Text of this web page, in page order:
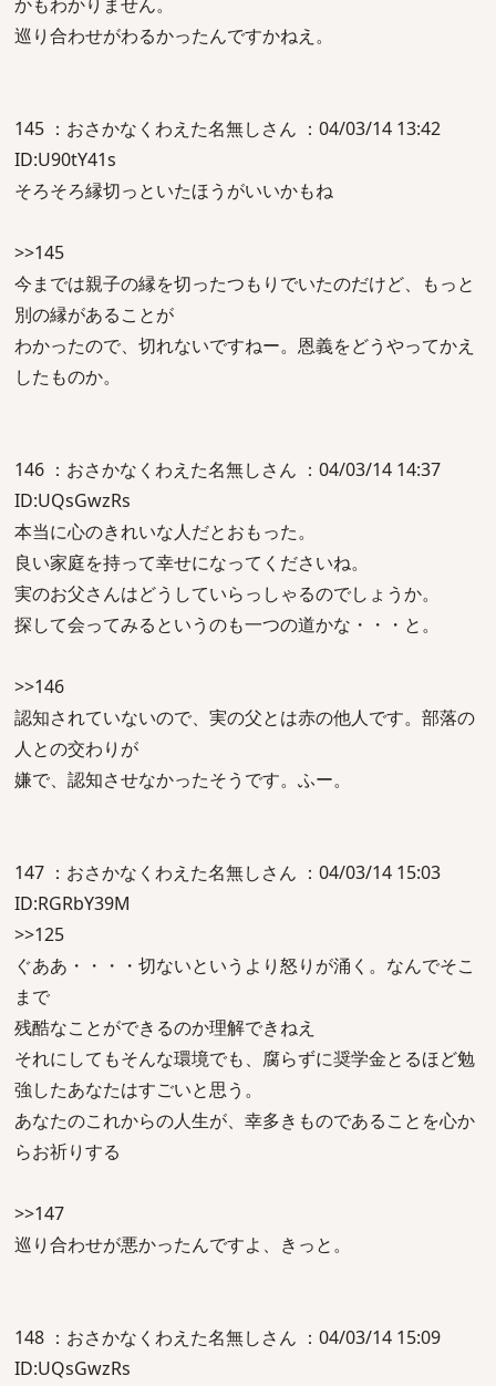
巡り合わせがわるかったんですかねえ。
145 ：おさかなくわえた名無しさん ：04/03/14 13:42
ID:U90tY41s
そろそろ縁切っといたほうがいいかもね
>>145
今までは親子の縁を切ったつもりでいたのだけど、もっと
別の縁があることが
わかったので、切れないですねー。恩義をどうやってかえ
したものか。
146 ：おさかなくわえた名無しさん ：04/03/14 14:37
ID:UQsGwzRs
本当に心のきれいな人だとおもった。
良い家庭を持って幸せになってくださいね。
実のお父さんはどうしていらっしゃるのでしょうか。
探して会ってみるというのも一つの道かな・・・と。
>>146
認知されていないので、実の父とは赤の他人です。部落の
人との交わりが
嫌で、認知させなかったそうです。ふー。
147 ：おさかなくわえた名無しさん ：04/03/14 15:03
ID:RGRbY39M
>>125
ぐああ・・・・切ないというより怒りが涌く。なんでそこ
まで
残酷なことができるのか理解できねえ
それにしてもそんな環境でも、腐らずに奨学金とるほど勉
強したあなたはすごいと思う。
あなたのこれからの人生が、幸多きものであることを心か
らお祈りする
>>147
巡り合わせが悪かったんですよ、きっと。
148 ：おさかなくわえた名無しさん ：04/03/14 15:09
ID:UQsGwzRs